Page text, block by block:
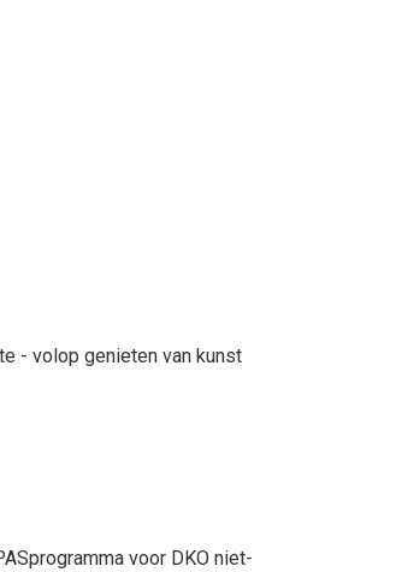
- volop genieten van kunst
voor DKO niet-